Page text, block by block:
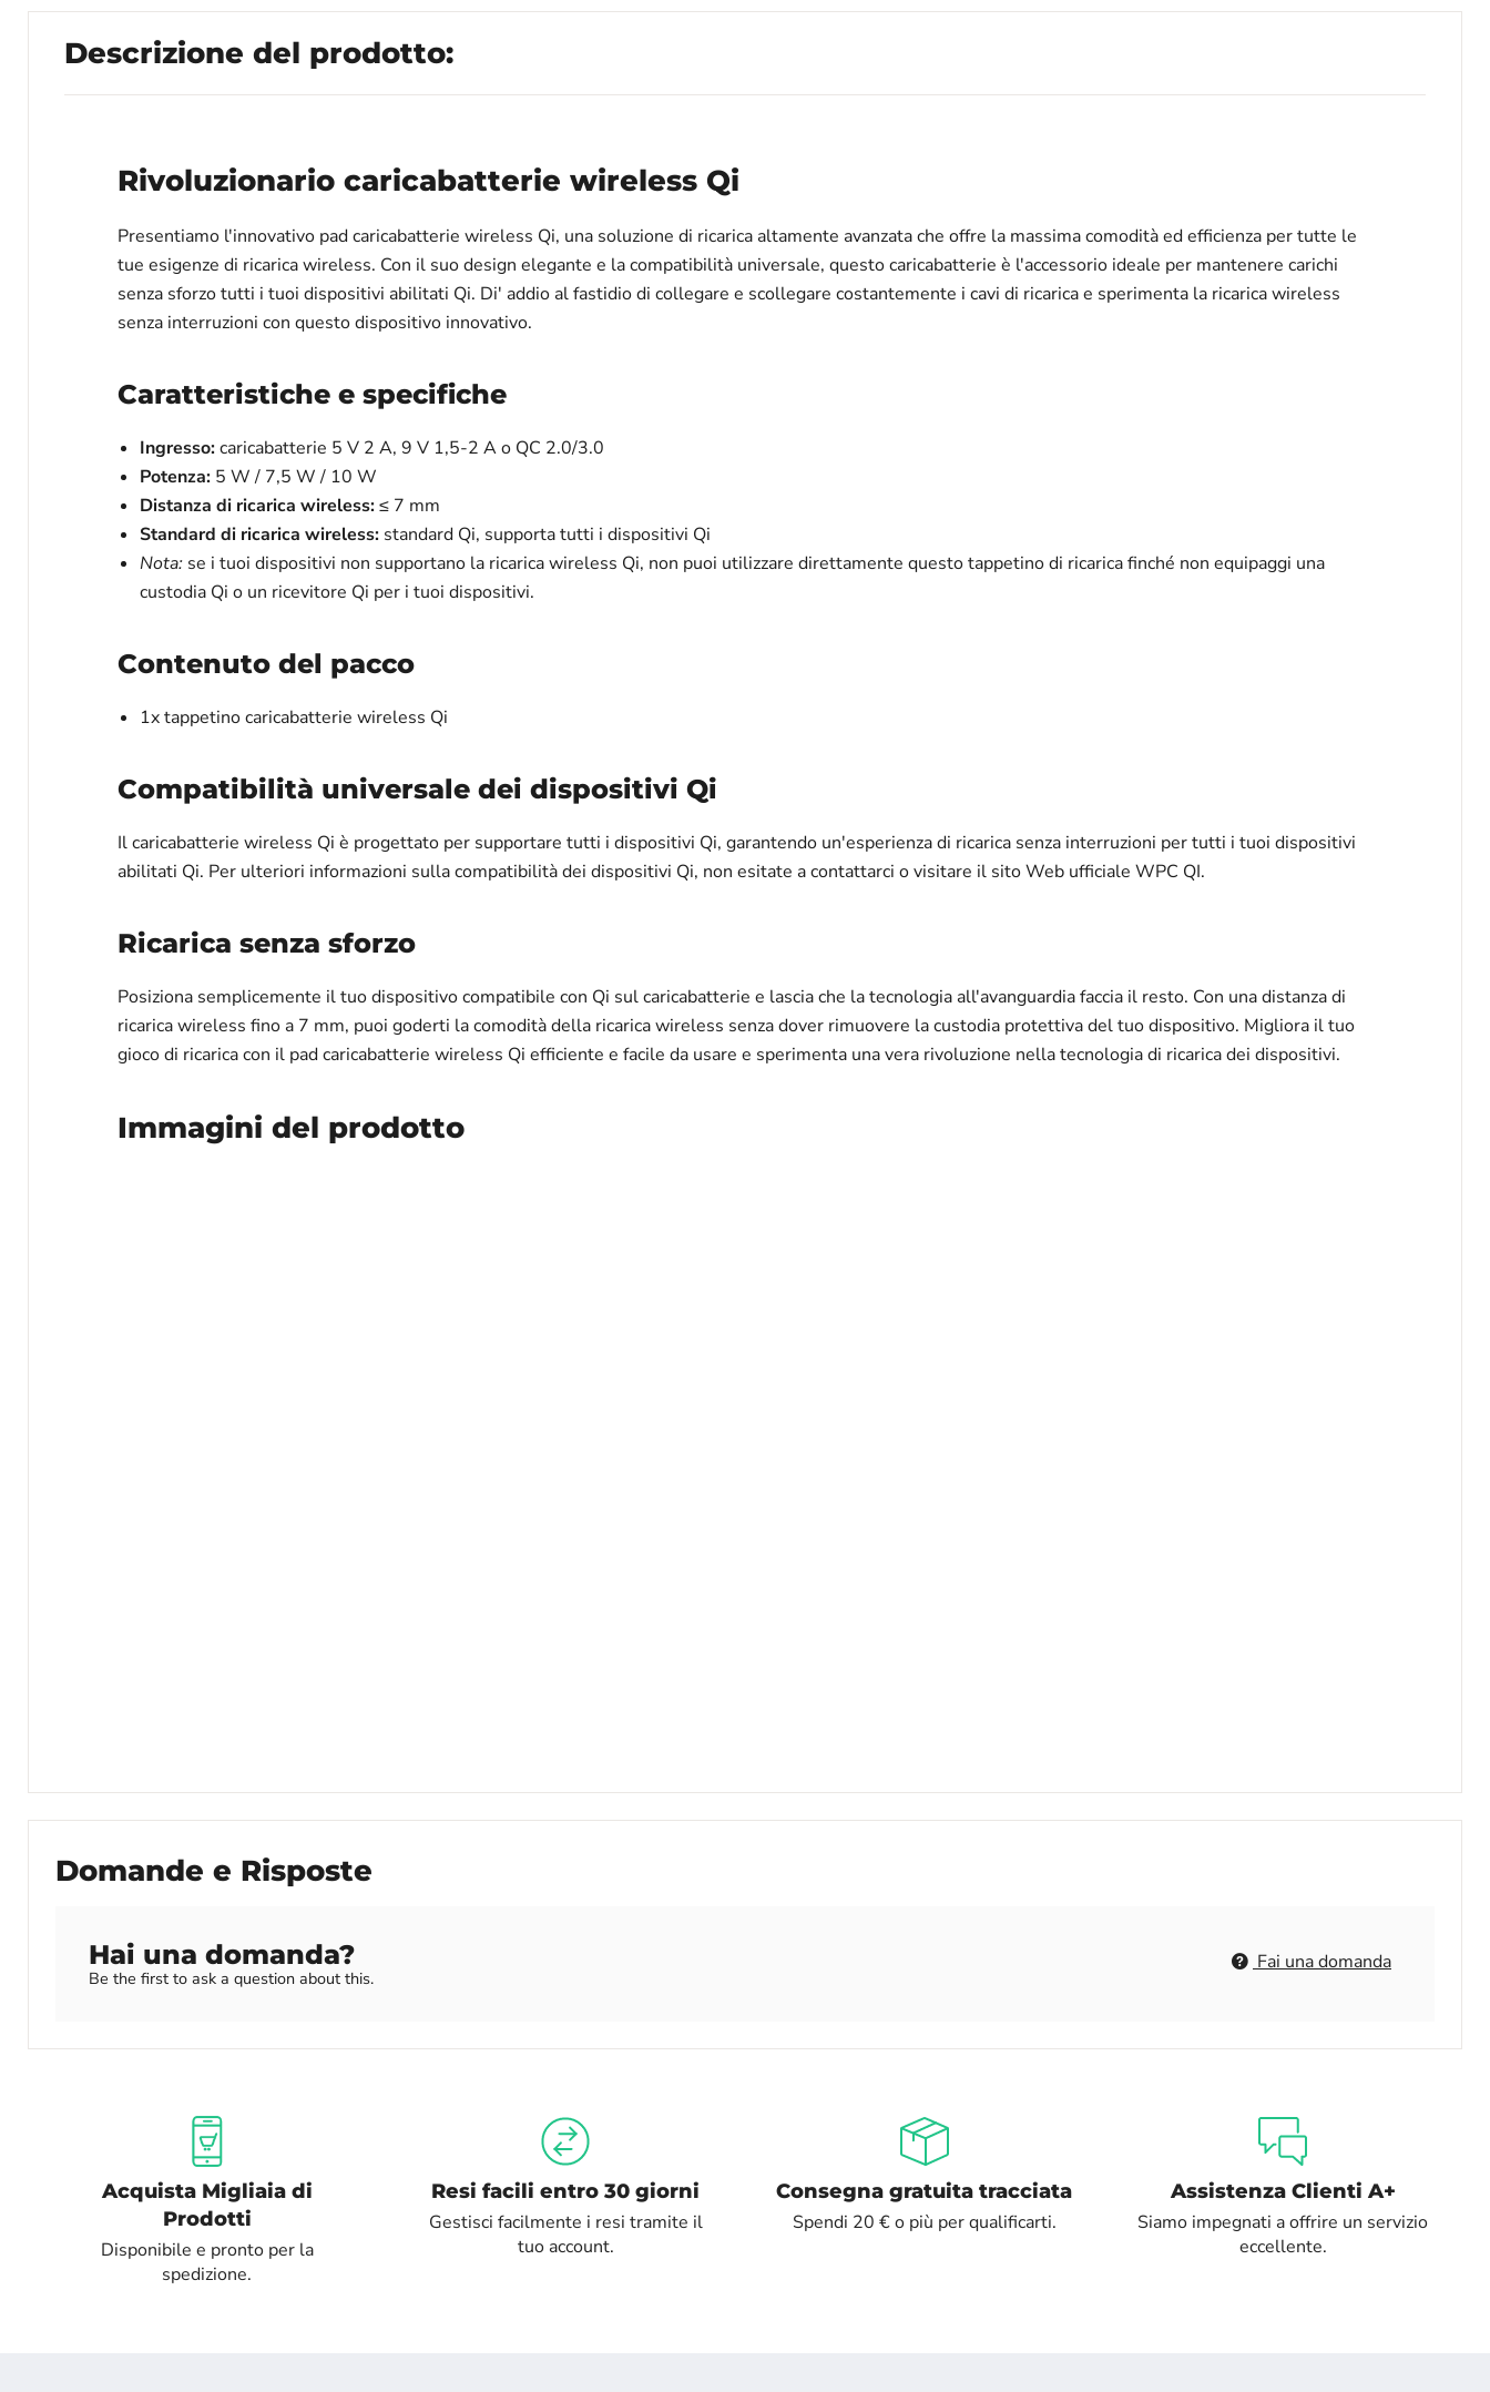
Descrizione del prodotto:
Rivoluzionario caricabatterie wireless Qi
Presentiamo l'innovativo pad caricabatterie wireless Qi, una soluzione di ricarica altamente avanzata che offre la massima comodità ed efficienza per tutte le
tue esigenze di ricarica wireless. Con il suo design elegante e la compatibilità universale, questo caricabatterie è l'accessorio ideale per mantenere carichi
senza sforzo tutti i tuoi dispositivi abilitati Qi. Di' addio al fastidio di collegare e scollegare costantemente i cavi di ricarica e sperimenta la ricarica wireless
senza interruzioni con questo dispositivo innovativo.
Caratteristiche e specifiche
Ingresso:caricabatterie 5 V 2 A, 9 V 1,5-2 A o QC 2.0/3.0
Potenza: 5 W / 7,5 W / 10 W
Distanza di ricarica wireless:≤ 7 mm
Standard di ricarica wireless: standard Qi, supporta tutti i dispositivi Qi
Nota: se i tuoi dispositivi non supportano la ricarica wireless Qi, non puoi utilizzare direttamente questo tappetino di ricarica finché non equipaggi una
custodia Qi o un ricevitore Qi per i tuoi dispositivi.
Contenuto del pacco
1x tappetino caricabatterie wireless Qi
Compatibilità universale dei dispositivi Qi
Il caricabatterie wireless Qi è progettato per supportare tutti i dispositivi Qi, garantendo un'esperienza di ricarica senza interruzioni per tutti i tuoi dispositivi
abilitati Qi. Per ulteriori informazioni sulla compatibilità dei dispositivi Qi, non esitate a contattarci o visitare il sito Web ufficiale WPC QI.
Ricarica senza sforzo
Posiziona semplicemente il tuo dispositivo compatibile con Qi sul caricabatterie e lascia che la tecnologia all'avanguardia faccia il resto. Con una distanza di
ricarica wireless fino a 7 mm, puoi goderti la comodità della ricarica wireless senza dover rimuovere la custodia protettiva del tuo dispositivo. Migliora il tuo
gioco di ricarica con il pad caricabatterie wireless Qi efficiente e facile da usare e sperimenta una vera rivoluzione nella tecnologia di ricarica dei dispositivi.
Immagini del prodotto
Domande e Risposte
Hai una domanda?
Be the first to ask a question about this.
Fai una domanda
Acquista Migliaia di
Prodotti
Disponibile e pronto per la
spedizione.
Resi facili entro 30 giorni
Gestisci facilmente i resi tramite il
tuo account.
Consegna gratuita tracciata
Spendi 20 € o più per qualificarti.
Assistenza Clienti A+
Siamo impegnati a offrire un servizio
eccellente.